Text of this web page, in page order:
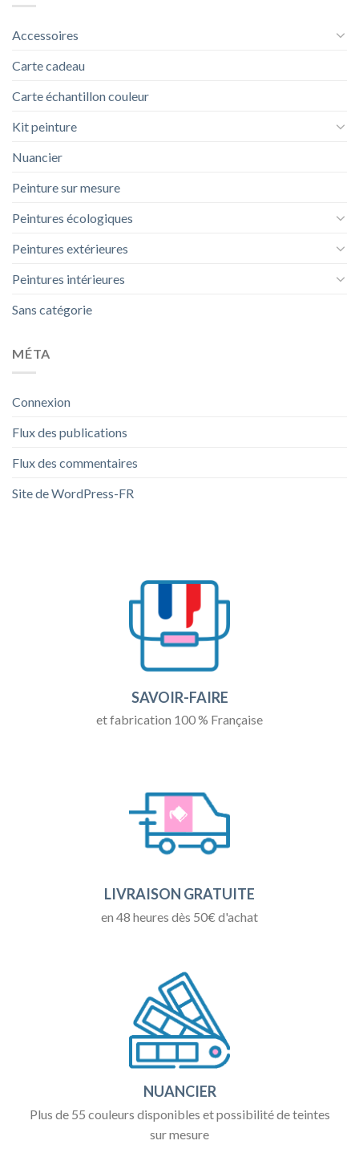
Accessoires
Carte cadeau
Carte échantillon couleur
Kit peinture
Nuancier
Peinture sur mesure
Peintures écologiques
Peintures extérieures
Peintures intérieures
Sans catégorie
MÉTA
Connexion
Flux des publications
Flux des commentaires
Site de WordPress-FR
SAVOIR-FAIRE
et fabrication 100 % Française
LIVRAISON GRATUITE
en 48 heures dès 50€ d'achat
NUANCIER
Plus de 55 couleurs disponibles et possibilité de teintes
sur mesure